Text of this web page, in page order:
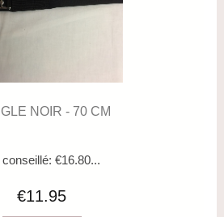
NOIR - 70 CM
conseillé: €16.80...
€11.95